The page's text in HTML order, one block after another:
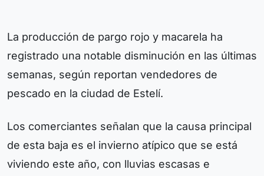
La producción de pargo rojo y macarela ha
registrado una notable disminución en las últimas
semanas, según reportan vendedores de
pescado en la ciudad de Estelí.
Los comerciantes señalan que la causa principal
de esta baja es el invierno atípico que se está
viviendo este año, con lluvias escasas e